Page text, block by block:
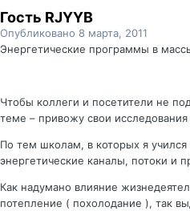
Гость RJYYB
Опубликовано 8 марта, 2011
Энергетические программы в
Чтобы коллеги и посетители не
теме – привожу свои исследования
По тем школам, в которых я
энергетические каналы, потоки и
Как надумано влияние
потепление ( похолодание ), так